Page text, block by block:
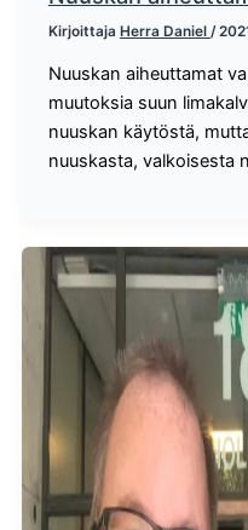
Kirjoittaja Herra Daniel /
Nuuskan aiheuttamat
muutoksia suun
nuuskan käytöstä,
nuuskasta, valkoisesta